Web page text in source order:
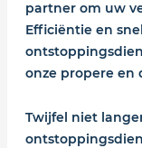
partner om uw
Efficiëntie en
onze propere en
Twijfel niet